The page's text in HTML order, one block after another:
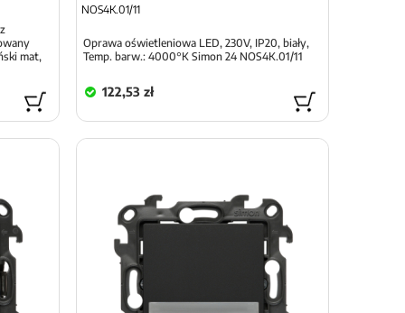
mat,
NOS4K.01/11
Oprawa oświetleniowa LED, 230V, IP20, biały,
Temp. barw.: 4000°K Simon 24 NOS4K.01/11
122,53 zł